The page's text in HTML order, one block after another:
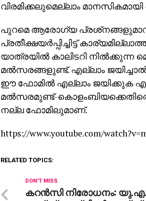
വിരമിക്കലുമെല്ലാം
പുറമെ ആരോഗ്യ
പ്രതീക്ഷയര്‍പ്പിച്ചിട്ട്
യാത്രയില്‍ കാലിടറി നില്‍ക്കുന്ന
മല്‍സരങ്ങളുണ്ട്. എല്ലാം
ഈ ഫോമില്‍ എല്ലാം ജയിക്കുക
മല്‍സരമുണ്ട്-
നല്ല ഫോമിലുമാണ്.
https://www.youtube.com/
RELATED TOPICS:
DON'T MISS
കറന്‍സി നിരോധനം: